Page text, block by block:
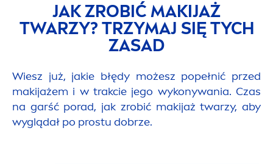
JAK ZROBIĆ MAKIJAŻ
TWARZY? TRZYMAJ SIĘ TYCH
ZASAD
Wiesz już, jakie błędy możesz popełnić przed
makijażem i w trakcie jego wykonywania. Czas
na garść porad, jak zrobić makijaż twarzy, aby
wyglądał po prostu dobrze.